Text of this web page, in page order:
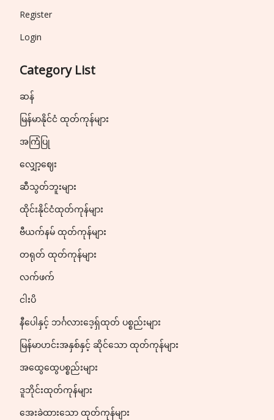
Register
Login
Category List
ဆန်
မြန်မာနိုင်ငံ ထုတ်ကုန်များ
အကြံပြု
လျှော့ဈေး
ဆီသွတ်ဘူးများ
ထိုင်းနိုင်ငံထုတ်ကုန်များ
ဗီယက်နမ် ထုတ်ကုန်များ
တရုတ် ထုတ်ကုန်များ
လက်ဖက်
ငါးပိ
နီပေါနှင့် ဘင်္ဂလားဒေ့ရှ်ထုတ် ပစ္စည်းများ
မြန်မာဟင်းအနှစ်နှင့် ဆိုင်သော ထုတ်ကုန်များ
အထွေထွေပစ္စည်းများ
ဒူဘိုင်းထုတ်ကုန်များ
အေးခဲထားသော ထုတ်ကုန်များ